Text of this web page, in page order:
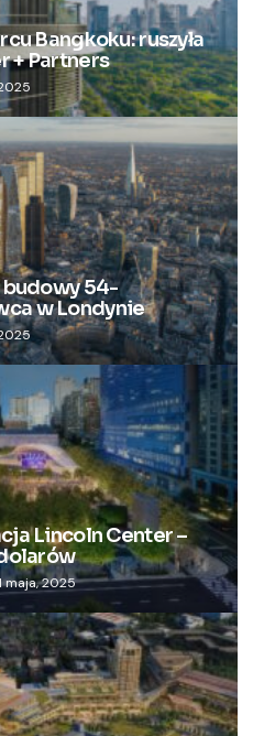
Bangkoku: ruszyła
+ Partners
budowy 54-
w Londynie
Lincoln Center –
maja, 2025